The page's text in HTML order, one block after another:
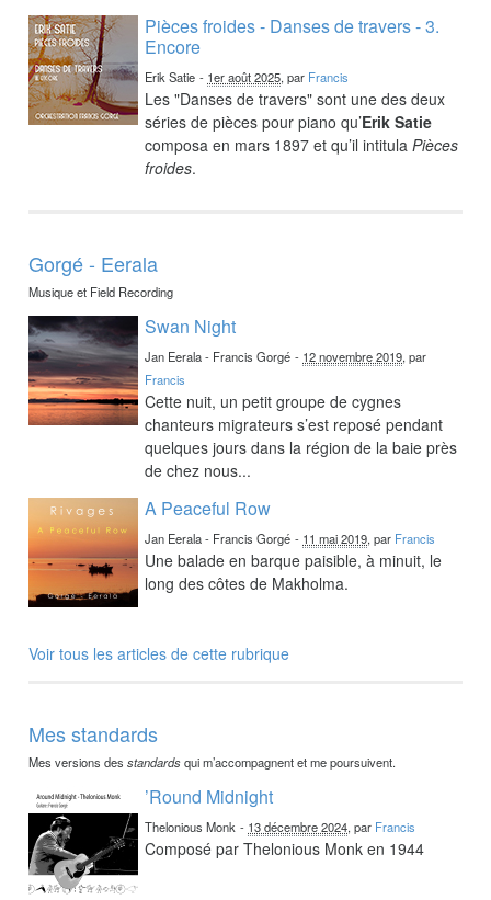
Pièces froides - Danses de travers - 3.
Encore
Erik Satie - 1er août 2025, par Francis
Les "Danses de travers" sont une des deux
séries de pièces pour piano qu’Erik Satie
composa en mars 1897 et qu’il intitulaPièces
froides.
Gorgé - Eerala
Musique et Field Recording
Swan Night
Jan Eerala - Francis Gorgé - 12 novembre 2019, par
Francis
Cette nuit, un petit groupe de cygnes
chanteurs migrateurs s’est reposé pendant
quelques jours dans la région de la baie près
de chez nous...
A Peaceful Row
Jan Eerala - Francis Gorgé - 11 mai 2019, par Francis
Une balade en barque paisible, à minuit, le
long des côtes de Makholma.
Voir tous les articles de cette rubrique
Mes standards
Mes versions desstandardsqui m’accompagnent et me poursuivent.
’Round Midnight
Thelonious Monk - 13 décembre 2024, par Francis
Composé par Thelonious Monk en 1944